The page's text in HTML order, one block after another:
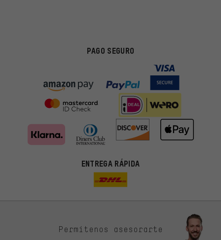
PAGO SEGURO
ENTREGA RÁPIDA
Permítenos asesorarte